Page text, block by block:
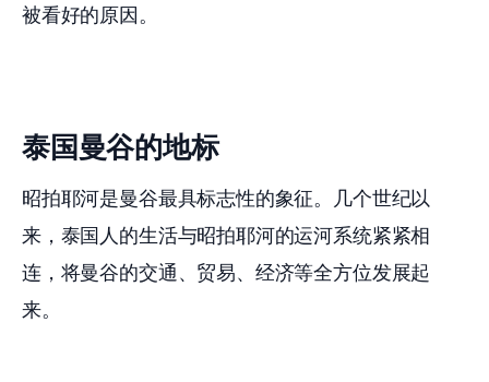
被看好的原因。
泰国曼谷的地标
昭拍耶河是曼谷最具标志性的象征。几个世纪以
来，泰国人的生活与昭拍耶河的运河系统紧紧相
连，将曼谷的交通、贸易、经济等全方位发展起
来。